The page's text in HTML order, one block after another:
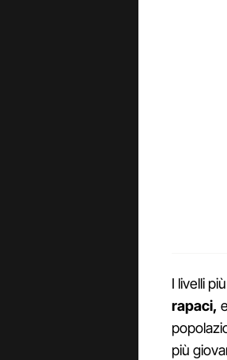
I livelli
rapaci,
più